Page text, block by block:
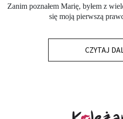
Zanim poznałem Marię, byłem z
się moją pierwszą
CZYTAJ